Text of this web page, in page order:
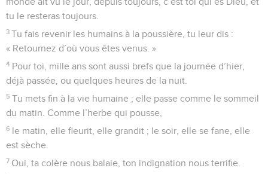
tu le resteras toujours.
3 Tu fais revenir les humains à la poussière, tu leur dis :
« Retournez d’où vous êtes venus. »
4 Pour toi, mille ans sont aussi brefs que la journée d’hier,
déjà passée, ou quelques heures de la nuit.
5 Tu mets fin à la vie humaine ; elle passe comme le sommeil
du matin. Comme l’herbe qui pousse,
6 le matin, elle fleurit, elle grandit ; le soir, elle se fane, elle
est sèche.
7 Oui, ta colère nous balaie, ton indignation nous terrifie.